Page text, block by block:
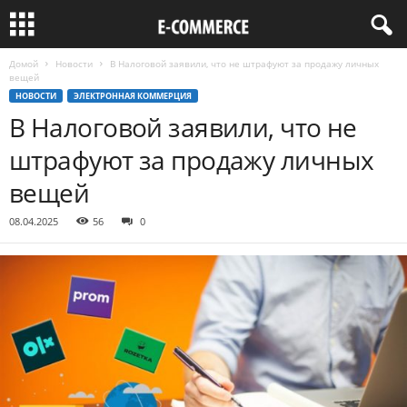
Домой Новости
В Налоговой заявили, что не штрафуют за продажу личных
вещей
НОВОСТИ ЭЛЕКТРОННАЯ КОММЕРЦИЯ
В Налоговой заявили, что не
штрафуют за продажу личных
вещей
08.04.2025 56 0